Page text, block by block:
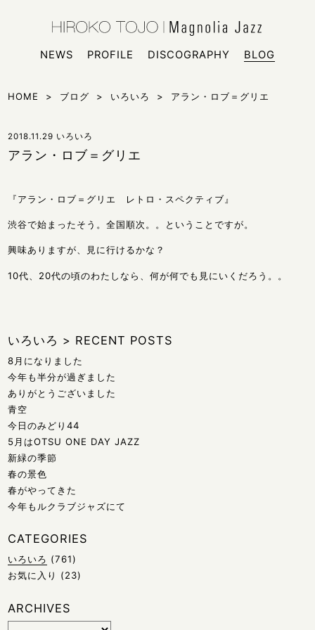
NEWS
PROFILE DISCOGRAPHY BLOG
HOME > ブログ > いろいろ > アラン・ロブ＝グリエ
2018.11.29 いろいろ
アラン・ロブ＝グリエ
『アラン・ロブ＝グリエ レトロ・スペクティブ』
渋谷で始まったそう。全国順次。。ということですが。
興味ありますが、見に行けるかな？
10代、20代の頃のわたしなら、何が何でも見にいくだろう。。
いろいろ > RECENT POSTS
8月になりました
今年も半分が過ぎました
ありがとうございました
青空
今日のみどり44
5月はOTSU ONE DAY JAZZ
新緑の季節
春の景色
春がやってきた
今年もルクラブジャズにて
CATEGORIES
いろいろ (761)
お気に入り
(23)
ARCHIVES